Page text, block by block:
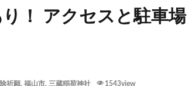
！ アクセスと駐車場
祈願, 福山市, 三蔵稲荷神社 1543view